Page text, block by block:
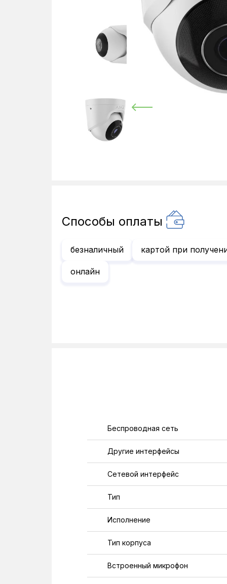
Способы оплаты
безналичный картой при
онлайн
Беспроводная сеть
Другие интерфейсы
Сетевой интерфейс
Тип
Исполнение
Тип корпуса
Встроенный микрофон